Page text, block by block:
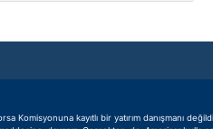
kayıtlı bir yatırım danışmanı